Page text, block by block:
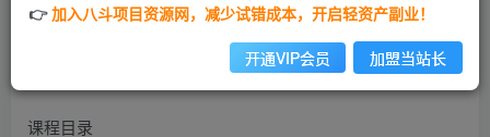
课程目录
👉加入八斗项目资源网，减少试错成本，开启轻资产副业！
开通VIP会员 加盟当站长